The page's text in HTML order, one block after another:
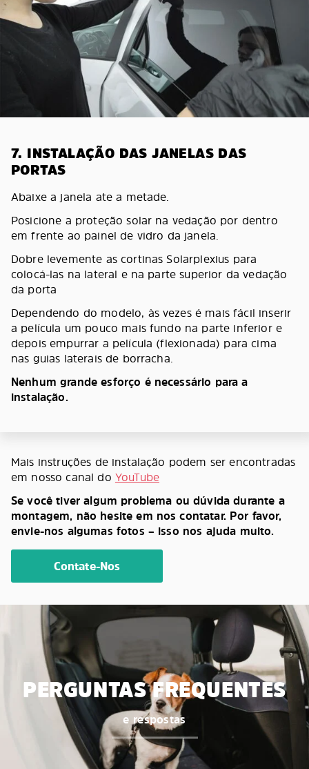
7. INSTALAÇÃO DAS JANELAS DAS
PORTAS
Abaixe a janela ate a metade.
Posicione a proteção solar na vedação por dentro
em frente ao painel de vidro da janela.
Dobre levemente as cortinas Solarplexius para
colocá-las na lateral e na parte superior da vedação
da porta
Dependendo do modelo, às vezes é mais fácil inserir
a película um pouco mais fundo na parte inferior e
depois empurrar a película (flexionada) para cima
nas guias laterais de borracha.
Nenhum grande esforço é necessário para a
instalação.
Mais instruções de instalação podem ser encontradas
em nosso canal do YouTube
Se você tiver algum problema ou dúvida durante a
montagem, não hesite em nos contatar. Por favor,
envie-nos algumas fotos – isso nos ajuda muito.
Contate-Nos
PERGUNTAS FREQUENTES
e respostas